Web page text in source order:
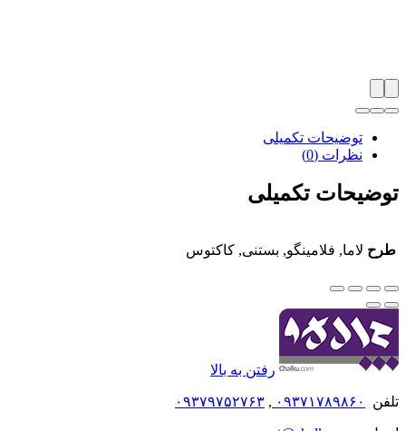
توضیحات تکمیلی
نظرات (0)
توضیحات تکمیلی
طرح لاما, فلامینگو, بستنی, کاکتوس
رفتن به بالا
تلفن ۰۹۳۷۱۷۸۹۸۶۰ , ۰۹۳۷۹۷۵۲۷۶۳